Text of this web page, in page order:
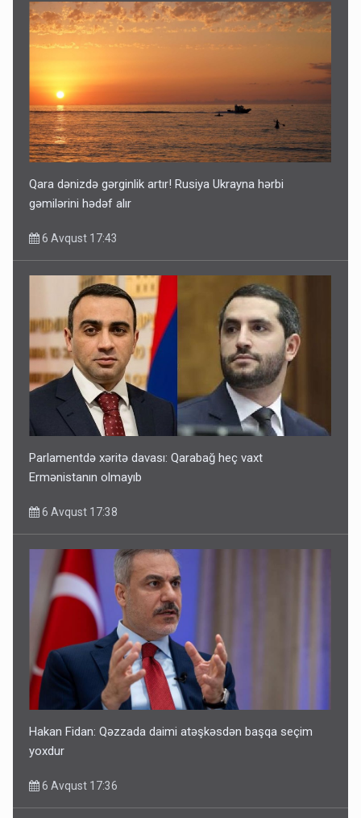
Qara dənizdə gərginlik artır! Rusiya Ukrayna hərbi
gəmilərini hədəf alır
6 Avqust 17:43
Parlamentdə xəritə davası: Qarabağ heç vaxt
Ermənistanın olmayıb
6 Avqust 17:38
Hakan Fidan: Qəzzada daimi atəşkəsdən başqa seçim
yoxdur
6 Avqust 17:36